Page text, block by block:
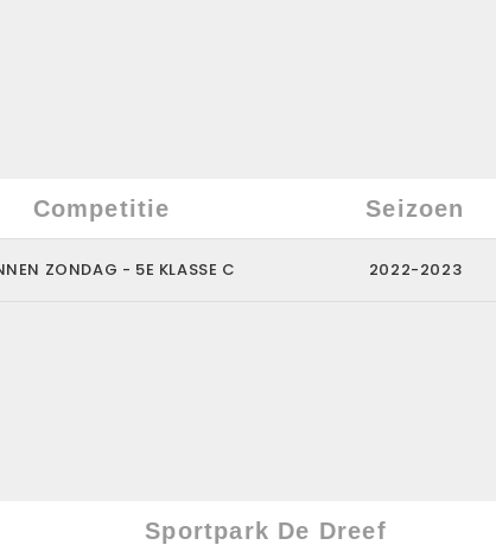
Competitie Seizoen
ZONDAG - 5E KLASSE C 2022-2023
Sportpark De Dreef